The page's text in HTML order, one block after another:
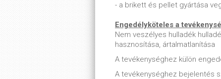
- a brikett és pellet gyártása
Engedélyköteles a
Nem veszélyes hulladék
hasznosítása, ártalmatlanítása
A tevékenységhez külön
A tevékenységhez bejelentés